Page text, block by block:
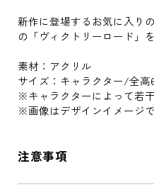
新作に登場するお気に入り
の「ヴィクトリーロード」
素材：アクリル
サイズ：キャラクター/全
※キャラクターによって若
※画像はデザインイメージ
注意事項